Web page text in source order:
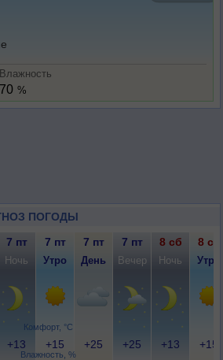
Влажность
70 %
ПОГОДЫ
Комфорт, °C
Влажность, %
7 пт 7 пт 7 пт 7 пт 8 сб 8 сб
Ночь Утро День Вечер Ночь Утро
+13 +15 +25 +25 +13 +15